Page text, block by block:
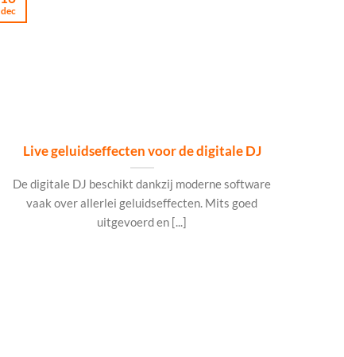
Live geluidseffecten voor de digitale DJ
De digitale DJ beschikt dankzij moderne software
vaak over allerlei geluidseffecten. Mits goed
uitgevoerd en [...]
dec